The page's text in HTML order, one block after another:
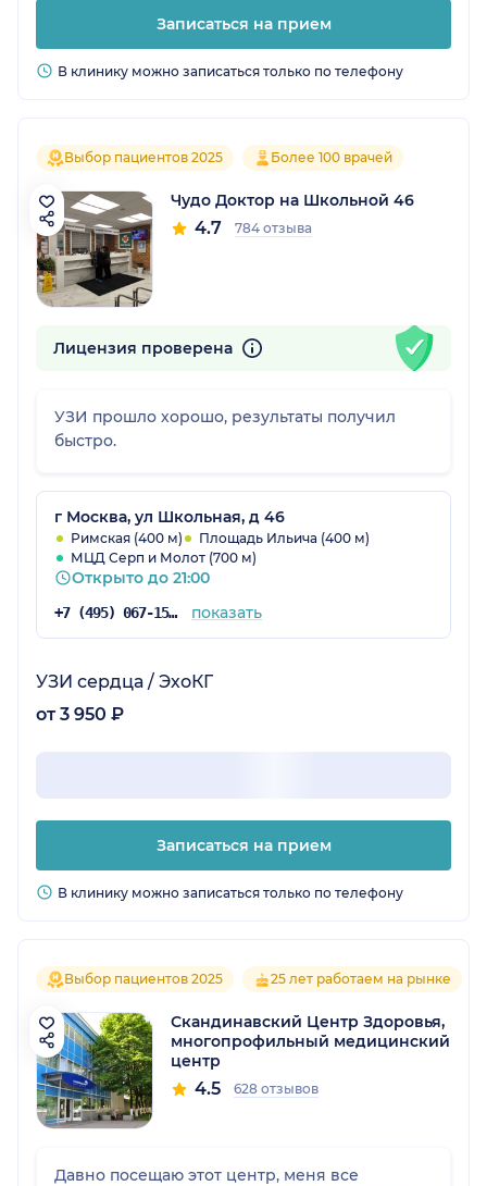
Записаться на прием
В клинику можно записаться только по телефону
Выбор пациентов 2025 Более 100 врачей
Чудо Доктор на Школьной 46
4.7 784 отзыва
Лицензия проверена
УЗИ прошло хорошо, результаты получил
быстро.
г Москва, ул Школьная, д 46
Римская (400 м)
Площадь Ильича (400 м)
МЦД Серп и Молот (700 м)
Открыто до 21:00
+7 (495) 067-15-02 показать
УЗИ сердца / ЭхоКГ
от 3 950 ₽
Записаться на прием
В клинику можно записаться только по телефону
Выбор пациентов 2025 25 лет работаем на рынке
Скандинавский Центр Здоровья,
многопрофильный медицинский
центр
4.5 628 отзывов
Давно посещаю этот центр, меня все